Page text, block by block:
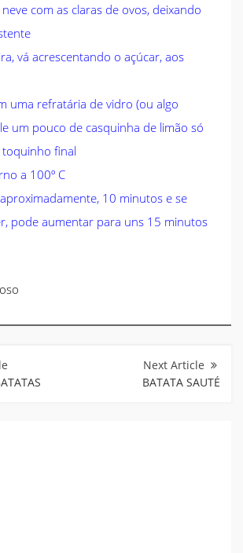
neve com as claras de ovos, deixando
vá acrescentando o açúcar, aos
uma refratária de vidro (ou algo
um pouco de casquinha de limão só
final
a 100º C
10 minutos e se
pode aumentar para uns 15 minutos
BATATA SAUTÉ